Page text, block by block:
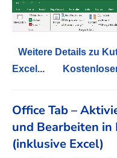
Weitere Details zu
Excel...
Office Tab –
und Bearbeiten
(inklusive Excel)